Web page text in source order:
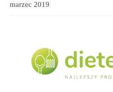
marzec 2019